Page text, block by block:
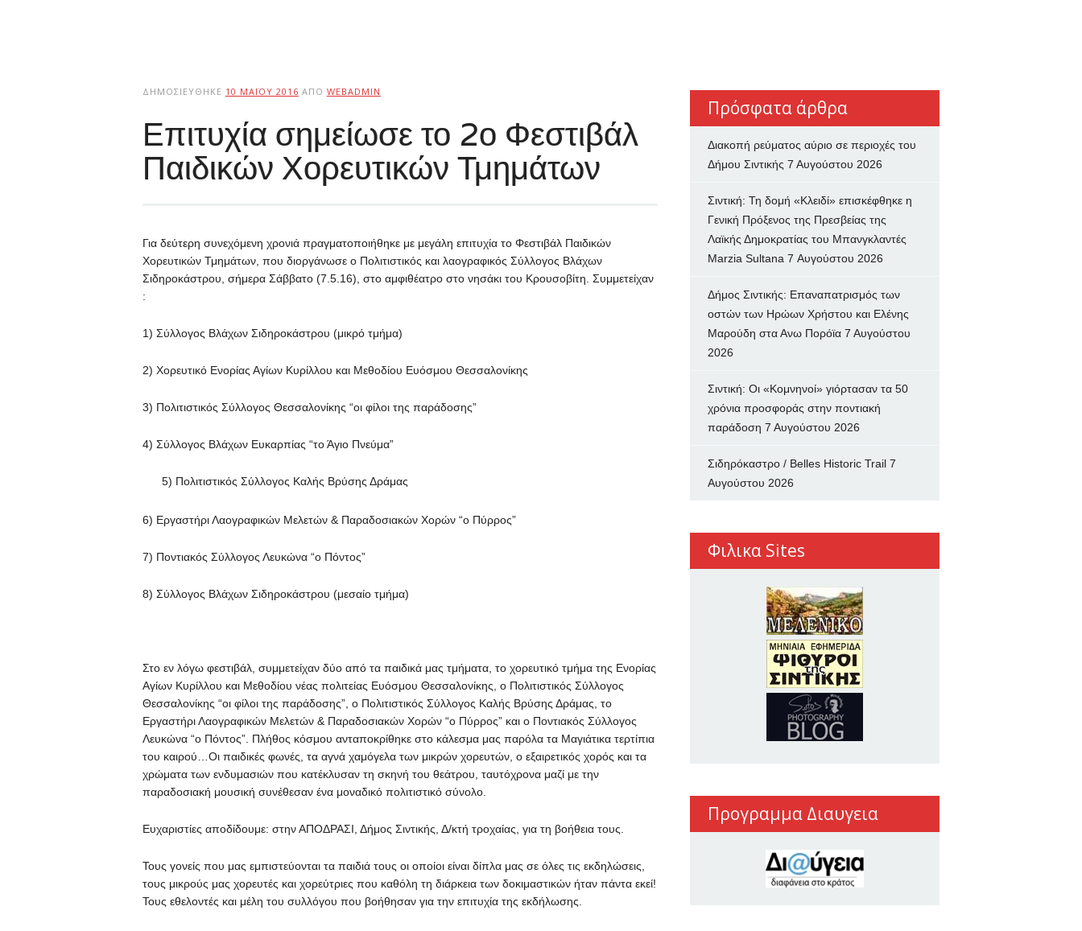
ΔΗΜΟΣΙΕΎΘΗΚΕ 10 ΜΑΪ́ΟΥ 2016 ΑΠΌ WEBADMIN
Επιτυχία σημείωσε το 2ο Φεστιβάλ
Παιδικών Χορευτικών Τμημάτων
Για δεύτερη συνεχόμενη χρονιά πραγματοποιήθηκε με μεγάλη επιτυχία το Φεστιβάλ Παιδικών
Χορευτικών Τμημάτων, που διοργάνωσε ο Πολιτιστικός και λαογραφικός Σύλλογος Βλάχων
Σιδηροκάστρου, σήμερα Σάββατο (7.5.16), στο αμφιθέατρο στο νησάκι του Κρουσοβίτη. Συμμετείχαν
:
1) Σύλλογος Βλάχων Σιδηροκάστρου (μικρό τμήμα)
2) Χορευτικό Ενορίας Αγίων Κυρίλλου και Μεθοδίου Ευόσμου Θεσσαλονίκης
3) Πολιτιστικός Σύλλογος Θεσσαλονίκης “οι φίλοι της παράδοσης”
4) Σύλλογος Βλάχων Ευκαρπίας “το Άγιο Πνεύμα”
5) Πολιτιστικός Σύλλογος Καλής Βρύσης Δράμας
6) Εργαστήρι Λαογραφικών Μελετών & Παραδοσιακών Χορών “ο Πύρρος”
7) Ποντιακός Σύλλογος Λευκώνα “ο Πόντος”
8) Σύλλογος Βλάχων Σιδηροκάστρου (μεσαίο τμήμα)
Στο εν λόγω φεστιβάλ, συμμετείχαν δύο από τα παιδικά μας τμήματα, το χορευτικό τμήμα της Ενορίας
Αγίων Κυρίλλου και Μεθοδίου νέας πολιτείας Ευόσμου Θεσσαλονίκης, ο Πολιτιστικός Σύλλογος
Θεσσαλονίκης “οι φίλοι της παράδοσης”, ο Πολιτιστικός Σύλλογος Καλής Βρύσης Δράμας, το
Εργαστήρι Λαογραφικών Μελετών & Παραδοσιακών Χορών “ο Πύρρος” και ο Ποντιακός Σύλλογος
Λευκώνα “ο Πόντος”. Πλήθος κόσμου ανταποκρίθηκε στο κάλεσμα μας παρόλα τα Μαγιάτικα τερτίπια
του καιρού…Οι παιδικές φωνές, τα αγνά χαμόγελα των μικρών χορευτών, ο εξαιρετικός χορός και τα
χρώματα των ενδυμασιών που κατέκλυσαν τη σκηνή του θεάτρου, ταυτόχρονα μαζί με την
παραδοσιακή μουσική συνέθεσαν ένα μοναδικό πολιτιστικό σύνολο.
Ευχαριστίες αποδίδουμε: στην ΑΠΟΔΡΑΣΙ, Δήμος Σιντικής, Δ/κτή τροχαίας, για τη βοήθεια τους.
Τους γονείς που μας εμπιστεύονται τα παιδιά τους οι οποίοι είναι δίπλα μας σε όλες τις εκδηλώσεις,
τους μικρούς μας χορευτές και χορεύτριες που καθόλη τη διάρκεια των δοκιμαστικών ήταν πάντα εκεί!
Τους εθελοντές και μέλη του συλλόγου που βοήθησαν για την επιτυχία της εκδήλωσης.
Πρόσφατα άρθρα
Διακοπή ρεύματος αύριο σε περιοχές του
Δήμου Σιντικής 7 Αυγούστου 2026
Σιντική: Τη δομή «Κλειδί» επισκέφθηκε η
Γενική Πρόξενος της Πρεσβείας της
Λαϊκής Δημοκρατίας του Μπανγκλαντές
Marzia Sultana 7 Αυγούστου 2026
Δήμος Σιντικής: Επαναπατρισμός των
oστών των Ηρώων Χρήστου και Ελένης
Μαρούδη στα Ανω Πορόϊα 7 Αυγούστου
2026
Σιντική: Οι «Κομνηνοί» γιόρτασαν τα 50
χρόνια προσφοράς στην ποντιακή
παράδοση 7 Αυγούστου 2026
Σιδηρόκαστρο / Belles Historic Trail 7
Αυγούστου 2026
Φιλικα Sites
Προγραμμα Διαυγεια